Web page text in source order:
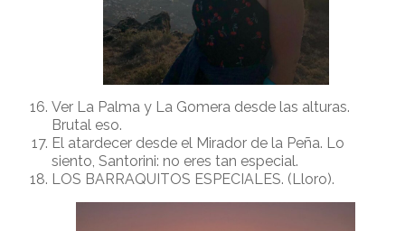
Ver La Palma y La Gomera desde las alturas.
Brutal eso.
El atardecer desde el Mirador de la Peña. Lo
siento, Santorini: no eres tan especial.
LOS BARRAQUITOS ESPECIALES. (Lloro).